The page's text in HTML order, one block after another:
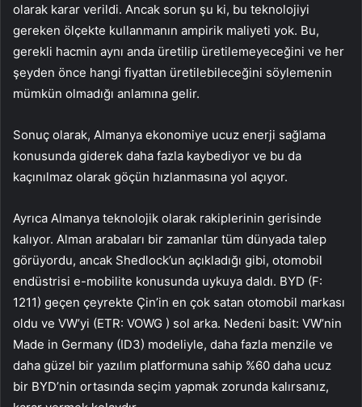
olarak karar verildi. Ancak sorun şu ki, bu teknolojiyi
gereken ölçekte kullanmanın ampirik maliyeti yok. Bu,
gerekli hacmin aynı anda üretilip üretilemeyeceğini ve her
şeyden önce hangi fiyattan üretilebileceğini söylemenin
mümkün olmadığı anlamına gelir.
Sonuç olarak, Almanya ekonomiye ucuz enerji sağlama
konusunda giderek daha fazla kaybediyor ve bu da
kaçınılmaz olarak göçün hızlanmasına yol açıyor.
Ayrıca Almanya teknolojik olarak rakiplerinin gerisinde
kalıyor. Alman arabaları bir zamanlar tüm dünyada talep
görüyordu, ancak Shedlock’un açıkladığı gibi, otomobil
endüstrisi e-mobilite konusunda uykuya daldı. BYD (F:
1211) geçen çeyrekte Çin’in en çok satan otomobil markası
oldu ve VW’yi (ETR: VOWG ) sol arka. Nedeni basit: VW’nin
Made in Germany (ID3) modeliyle, daha fazla menzile ve
daha güzel bir yazılım platformuna sahip %60 daha ucuz
bir BYD’nin ortasında seçim yapmak zorunda kalırsanız,